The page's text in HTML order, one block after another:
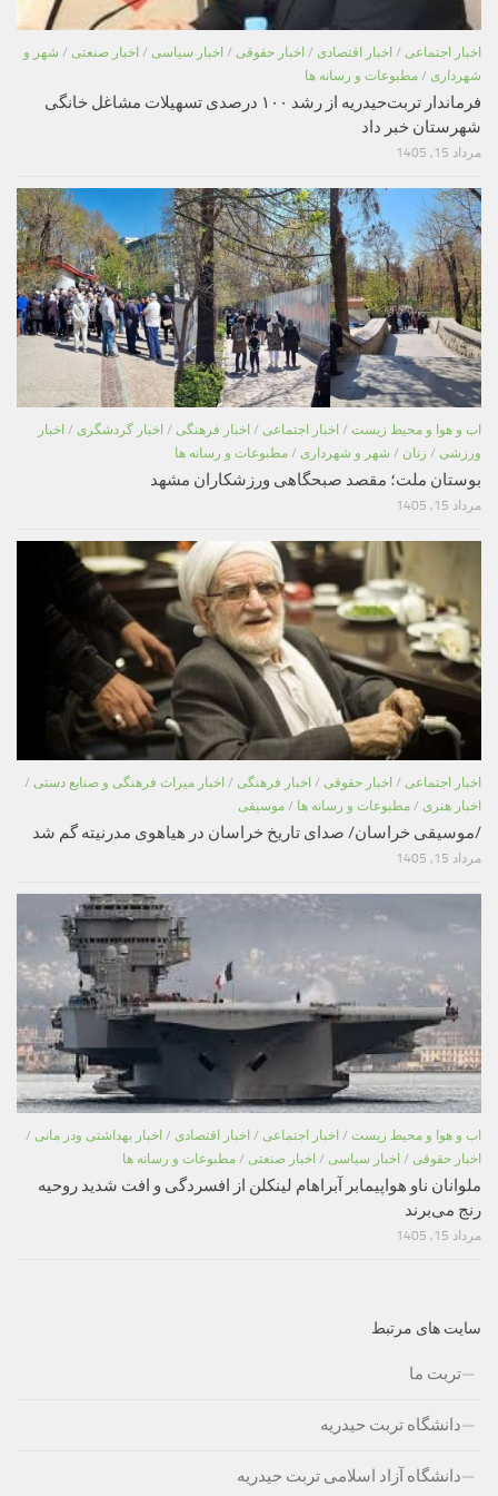
اخبار اجتماعی / اخبار اقتصادی / اخبار حقوقی / اخبار سیاسی / اخبار صنعتی / شهر و
شهرداری / مطبوعات و رسانه ها
فرماندار تربت‌حیدریه از رشد ۱۰۰ درصدی تسهیلات مشاغل خانگی
شهرستان خبر داد
مرداد 15, 1405
اب و هوا و محیط زیست / اخبار اجتماعی / اخبار فرهنگی / اخبار گردشگری / اخبار
ورزشی / زنان / شهر و شهرداری / مطبوعات و رسانه ها
بوستان ملت؛ مقصد صبحگاهی ورزشکاران مشهد
مرداد 15, 1405
اخبار اجتماعی / اخبار حقوقی / اخبار فرهنگی / اخبار میراث فرهنگی و صنایع دستی /
اخبار هنری / مطبوعات و رسانه ها / موسیقی
/موسیقی خراسان/ صدای تاریخ خراسان در هیاهوی مدرنیته گم شد
مرداد 15, 1405
اب و هوا و محیط زیست / اخبار اجتماعی / اخبار اقتصادی / اخبار بهداشتی ودر مانی /
اخبار حقوقی / اخبار سیاسی / اخبار صنعتی / مطبوعات و رسانه ها
ملوانان ناو هواپیمابر آبراهام لینکلن از افسردگی و افت شدید روحیه
رنج می‌برند
مرداد 15, 1405
سایت های مرتبط
تربت ما
دانشگاه تربت حیدریه
دانشگاه آزاد اسلامی تربت حیدریه